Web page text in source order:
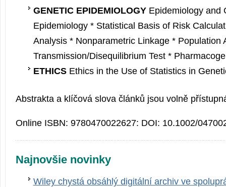
GENETIC EPIDEMIOLOGYEpidemiology and
Epidemiology * Statistical Basis of Risk
Analysis * Nonparametric Linkage * Population
Transmission/Di­sequilibrium Test *
ETHICSEthics in the Use of Statistics in
Abstrakta a klíčová slova článků jsou volně
Online ISBN: 9780470022627: DOI: 10.1002/
Najnovšie novinky
Wiley chystá obsáhlý digitální archiv ve